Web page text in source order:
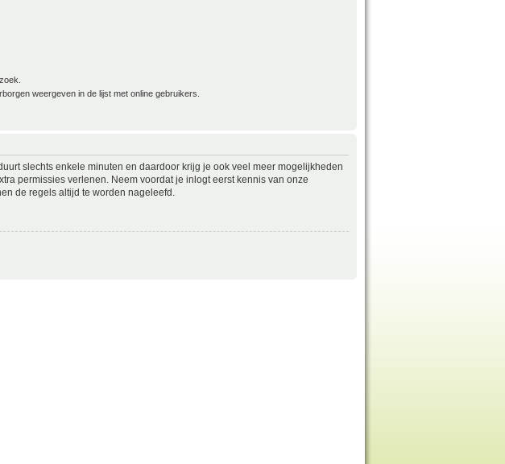
weergeven in de lijst met online gebruikers.
slechts enkele minuten en daardoor krijg je ook veel meer mogelijkheden
permissies verlenen. Neem voordat je inlogt eerst kennis van onze
de regels altijd te worden nageleefd.